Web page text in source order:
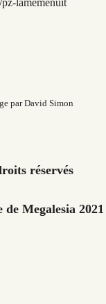
lamemenuit
par David Simon
réservés
de Megalesia